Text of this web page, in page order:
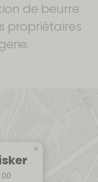
de beurre
propriétaires
×